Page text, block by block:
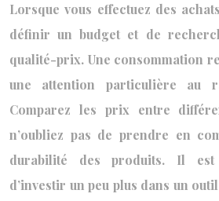
Lorsque vous effectuez des
définir un budget et de
qualité-prix. Une consommation
une attention particulière au
Comparez les prix entre
n’oubliez pas de prendre en
durabilité des produits. Il est
d’investir un peu plus dans un